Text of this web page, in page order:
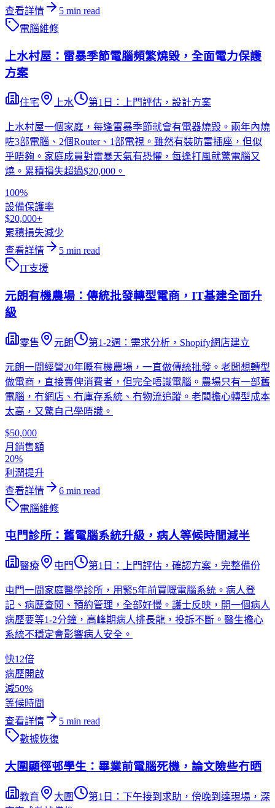
查看詳情
5 min read
電腦維修
上水村屋：雷暴季節電腦頻繁燒毀，全面電力保護
方案
住宅 上水 第1日：上門評估，設計方案
上水村屋一個家庭，每逢雷暴季節就會有電器燒毀。兩年內燒
咗3部電腦、2個Router、1部電視。雖然有裝防雷插座，但似
乎唔夠。家庭成員對雷暴天氣有恐懼，每逢打風就驚電腦又
燒。累積損失超過$20,000。
100%
設備保護率
$20,000+
累積損失減少
查看詳情
5 min read
IT支援
元朗有機農場：傳統批發轉型電商，IT基建全面升
級
零售 元朗 第1-2週：需求分析，Shopify網店建立
元朗一間經營20年嘅有機農場，一直做傳統批發。老闆想轉型
做電商，直接賣俾消費者，但完全唔識電腦。農場只有一部舊
電腦，冇網店、冇庫存系統、冇物流追蹤。老闆擔心轉型成本
太高，又驚自己學唔識。
$50,000
月銷售額
20%
利潤提升
查看詳情
6 min read
電腦維修
屯門診所：舊電腦系統升級，病人等候時間減半
醫療 屯門 第1日：上門評估，確認方案，完整備份
屯門一間家庭醫學診所，用緊5年前買嘅電腦系統。病人登
記、病歷查閱、預約管理，全部好慢。護士反映，開一個病人
病歷要等1-2分鐘，高峰期病人排長龍，投訴不斷。醫生擔心
系統不穩定會影響病人安全。
快12倍
病歷開啟
減50%
等候時間
查看詳情
5 min read
數據恢復
大圍顯徑邨學生：畢業前電腦死機，論文險些冇晒
教育 大圍
第1日：下午接到求助，傍晚到達現場，深